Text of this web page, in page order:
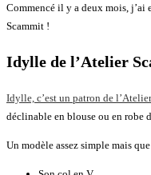
Commencé il y a deux mois,
Scammit !
Idylle de l’Atelier
Idylle, c’est un patron de
déclinable en blouse ou en robe
Un modèle assez simple mais